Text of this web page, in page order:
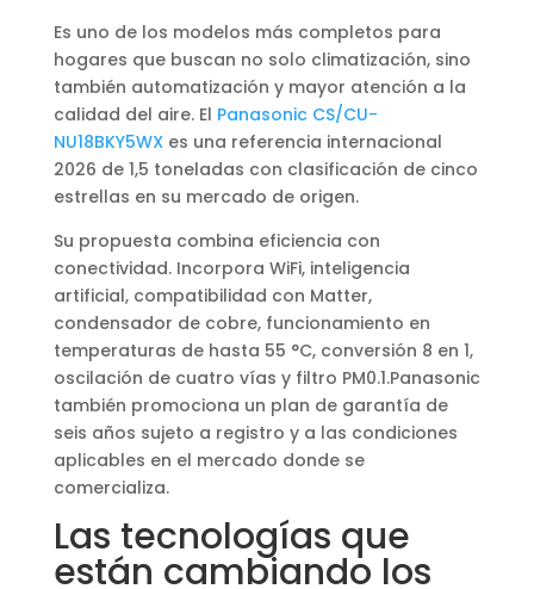
Es uno de los modelos más completos para
hogares que buscan no solo climatización, sino
también automatización y mayor atención a la
calidad del aire. El Panasonic CS/CU-
NU18BKY5WXes una referencia internacional
2026 de 1,5 toneladas con clasificación de cinco
estrellas en su mercado de origen.
Su propuesta combina eficiencia con
conectividad. Incorpora WiFi, inteligencia
artificial, compatibilidad con Matter,
condensador de cobre, funcionamiento en
temperaturas de hasta 55 °C, conversión 8 en 1,
oscilación de cuatro vías y filtro PM0.1.Panasonic
también promociona un plan de garantía de
seis años sujeto a registro y a las condiciones
aplicables en el mercado donde se
comercializa.
Las tecnologías que
están cambiando los